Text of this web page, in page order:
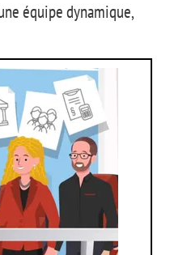
équipe dynamique,